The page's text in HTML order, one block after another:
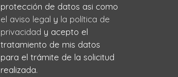
protección de datos asi como
el aviso legal y la política de
privacidad y acepto el
tratamiento de mis datos
para el trámite de la solicitud
realizada.